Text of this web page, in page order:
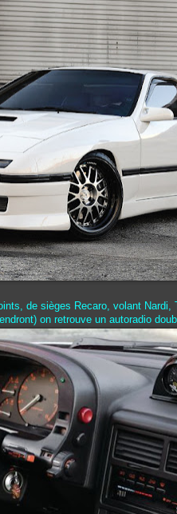
de sièges Recaro, volant Nardi,
on retrouve un autoradio